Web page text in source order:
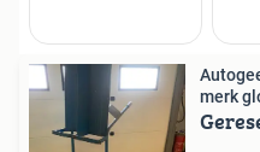
merk